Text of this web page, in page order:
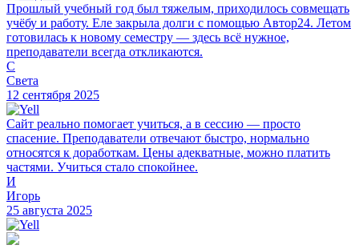
Прошлый учебный год был тяжелым, приходилось совмещать
учёбу и работу. Еле закрыла долги с помощью Автор24. Летом
готовилась к новому семестру — здесь всё нужное,
преподаватели всегда откликаются.
С
Света
12 сентября 2025
Сайт реально помогает учиться, а в сессию — просто
спасение. Преподаватели отвечают быстро, нормально
относятся к доработкам. Цены адекватные, можно платить
частями. Учиться стало спокойнее.
И
Игорь
25 августа 2025